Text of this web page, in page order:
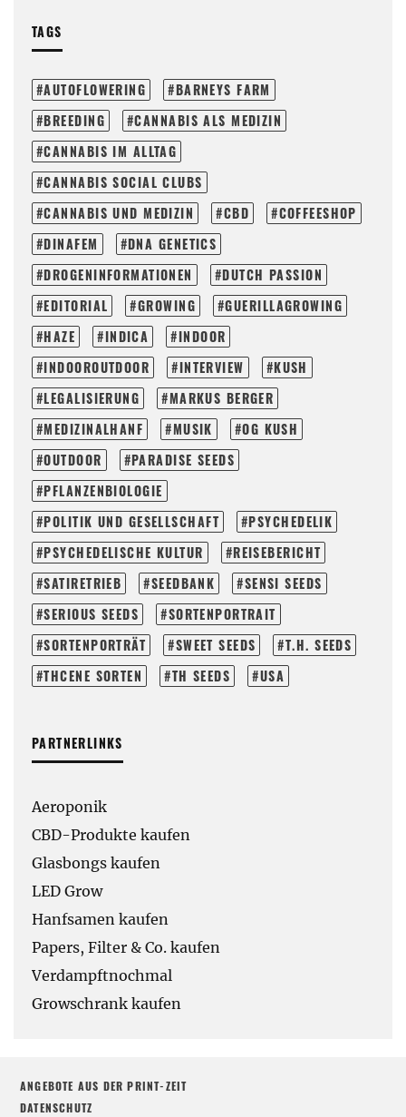
TAGS
AUTOFLOWERING
BARNEYS FARM
BREEDING
CANNABIS ALS MEDIZIN
CANNABIS IM ALLTAG
CANNABIS SOCIAL CLUBS
CANNABIS UND MEDIZIN
CBD
COFFEESHOP
DINAFEM
DNA GENETICS
DROGENINFORMATIONEN
DUTCH PASSION
EDITORIAL
GROWING
GUERILLAGROWING
HAZE
INDICA
INDOOR
INDOOROUTDOOR
INTERVIEW
KUSH
LEGALISIERUNG
MARKUS BERGER
MEDIZINALHANF
MUSIK
OG KUSH
OUTDOOR
PARADISE SEEDS
PFLANZENBIOLOGIE
POLITIK UND GESELLSCHAFT
PSYCHEDELIK
PSYCHEDELISCHE KULTUR
REISEBERICHT
SATIRETRIEB
SEEDBANK
SENSI SEEDS
SERIOUS SEEDS
SORTENPORTRAIT
SORTENPORTRÄT
SWEET SEEDS
T.H. SEEDS
THCENE SORTEN
TH SEEDS USA
PARTNERLINKS
Aeroponik
CBD-Produkte kaufen
Glasbongs kaufen
LED Grow
Hanfsamen kaufen
Papers, Filter & Co. kaufen
Verdampftnochmal
Growschrank kaufen
ANGEBOTE AUS DER PRINT-ZEIT
DATENSCHUTZ